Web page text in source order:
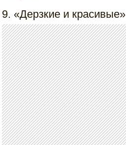
9. «Дерзкие и красивые»